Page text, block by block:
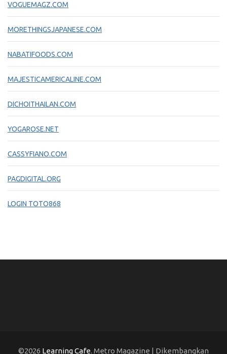
VOGUEMAGZ.COM
MORETHINGSJAPANESE.COM
NABATIFOODS.COM
MAJESTICAMERICALINE.COM
DICHOITHAILAN.COM
YOGAROSE.NET
CASSYFIANO.COM
PAGDIGITAL.ORG
LOGIN TOTO868
©2026 Learning Cafe. Metro Magazine | Dikembangkan